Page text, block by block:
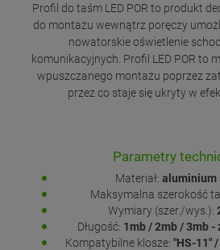
Profil do taśm LED POR to produkt
do montażu wewnątrz poręczy
nowatorskie oświetlenie
komunikacyjnych. Profil LED POR to
wpuszczanego montażu poprzez
przez co staje się ukryty w
Parametry
Materiał: aluminium
Maksymalna szerokość
Wymiary (szer./wys.):
Długość: 1mb / 2mb / 3mb -
Kompatybilne klosze: "HS-11"